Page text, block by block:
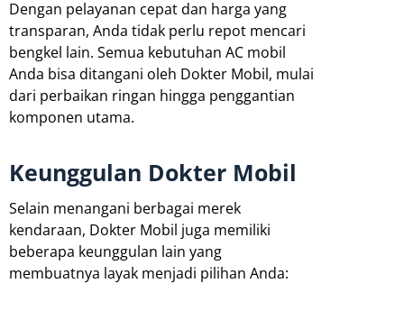
Dengan pelayanan cepat dan harga yang
transparan, Anda tidak perlu repot mencari
bengkel lain. Semua kebutuhan AC mobil
Anda bisa ditangani oleh Dokter Mobil, mulai
dari perbaikan ringan hingga penggantian
komponen utama.
Keunggulan Dokter Mobil
Selain menangani berbagai merek
kendaraan, Dokter Mobil juga memiliki
beberapa keunggulan lain yang
membuatnya layak menjadi pilihan Anda: